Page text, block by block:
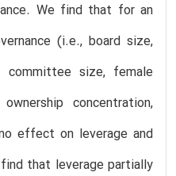
We find that for an
(i.e., board size,
committee size, female
concentration,
effect on leverage and
that leverage partially